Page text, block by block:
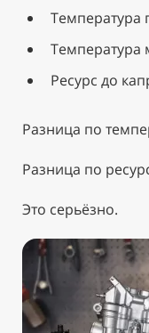
Температура
Температура
Ресурс до
Разница по
Разница по
Это серьёзно.